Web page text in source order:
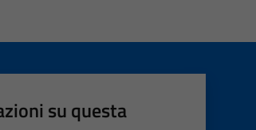
su questa